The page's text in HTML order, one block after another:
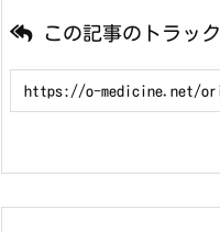
この記事のトラック